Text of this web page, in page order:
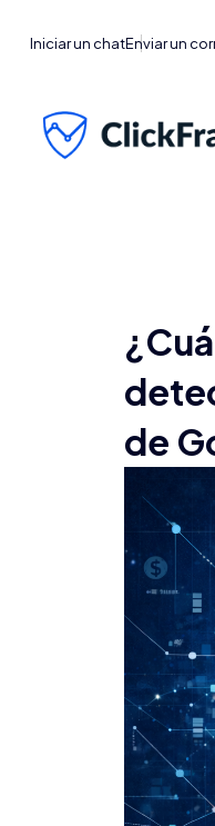
Iniciar un chatEnviar un
de